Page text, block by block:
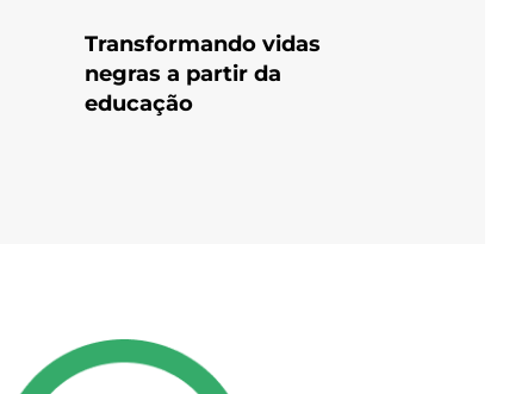
Transformando vidas
negras a partir da
educação